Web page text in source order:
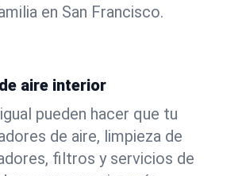
en San Francisco.
aire interior
pueden hacer que tu
de aire, limpieza de
filtros y servicios de